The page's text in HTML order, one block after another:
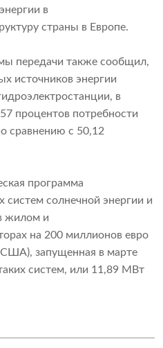
в
страны в Европе.
передачи также сообщил,
источников энергии
в
процентов потребности
сравнению с 50,12
программа
систем солнечной энергии и
жилом и
на 200 миллионов евро
запущенная в марте
систем, или 11,89 МВт